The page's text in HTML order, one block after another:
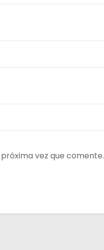
vez que comente.